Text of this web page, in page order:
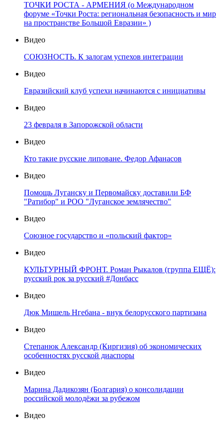
ТОЧКИ РОСТА - АРМЕНИЯ (о Международном
форуме «Точки Роста: региональная безопасность и мир
на пространстве Большой Евразии» )
Видео
СОЮЗНОСТЬ. К залогам успехов интеграции
Видео
Евразийский клуб успехи начинаются с инициативы
Видео
23 февраля в Запорожской области
Видео
Кто такие русские липоване. Федор Афанасов
Видео
Помощь Луганску и Первомайску доставили БФ
"Ратибор" и РОО "Луганское землячество"
Видео
Союзное государство и «польский фактор»
Видео
КУЛЬТУРНЫЙ ФРОНТ. Роман Рыкалов (группа ЕЩЁ):
русский рок за русский #Донбасс
Видео
Дюк Мишель Нгебана - внук белорусского партизана
Видео
Степанюк Александр (Киргизия) об экономических
особенностях русской диаспоры
Видео
Марина Дадикозян (Болгария) о консолидации
российской молодёжи за рубежом
Видео